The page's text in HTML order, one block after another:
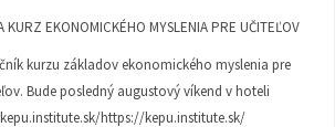
KURZ EKONOMICKÉHO MYSLENIA PRE UČITEĽOV
kurzu základov ekonomického myslenia pre
Bude posledný augustový víkend v hoteli
kepu.institute.sk/https://kepu.institute.sk/